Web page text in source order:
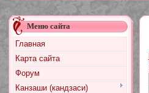
Burda Örgü dergisi №2 2019
Loopy Mango Knitting: 34
Fashionable Pieces You Can
Make in a Day
Craft Stamper - January 2020
Меню сайта
Главная
Карта сайта
Форум
Канзаши (кандзаси)